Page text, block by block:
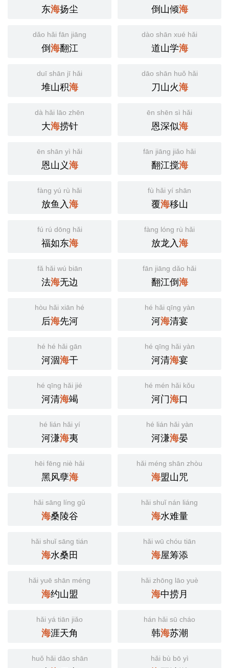
东海扬尘 倒山倾海
dǎo hǎi fān jiāng
倒海翻江
dào shān xué hǎi
道山学海
duī shān jī hǎi
堆山积海
dāo shān huǒ hǎi
刀山火海
dà hǎi lāo zhēn
大海捞针
ēn shēn sì hǎi
恩深似海
ēn shān yì hǎi
恩山义海
fān jiāng jiǎo hǎi
翻江搅海
fàng yú rù hǎi
放鱼入海
fù hǎi yí shān
覆海移山
fú rú dōng hǎi
福如东海
fàng lóng rù hǎi
放龙入海
fǎ hǎi wú biān
法海无边
fān jiāng dǎo hǎi
翻江倒海
hòu hǎi xiān hé
后海先河
hé hǎi qīng yàn
河海清宴
hé hé hǎi gān
河涸海干
hé qīng hǎi yàn
河清海宴
hé qīng hǎi jié
河清海竭
hé mén hǎi kǒu
河门海口
hé lián hǎi yí
河溓海夷
hé lián hǎi yàn
河溓海晏
hēi fēng niè hǎi
黑风孽海
hǎi méng shān zhòu
海盟山咒
hǎi sāng líng gǔ
海桑陵谷
hǎi shuǐ nán liáng
海水难量
hǎi shuǐ sāng tián
海水桑田
hǎi wū chóu tiān
海屋筹添
hǎi yuē shān méng
海约山盟
hǎi zhōng lāo yuè
海中捞月
hǎi yá tiān jiǎo
海涯天角
hán hǎi sū cháo
韩海苏潮
huǒ hǎi dāo shān hǎi bù bō yì